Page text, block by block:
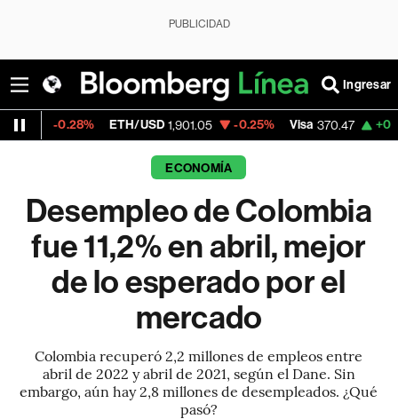
PUBLICIDAD
Ingresar
ETH/USD 1,901.05 -0.25% Visa 370.47 +0.52%
ECONOMÍA
Desempleo de Colombia
fue 11,2% en abril, mejor
de lo esperado por el
mercado
Colombia recuperó 2,2 millones de empleos entre
abril de 2022 y abril de 2021, según el Dane. Sin
embargo, aún hay 2,8 millones de desempleados. ¿Qué
pasó?